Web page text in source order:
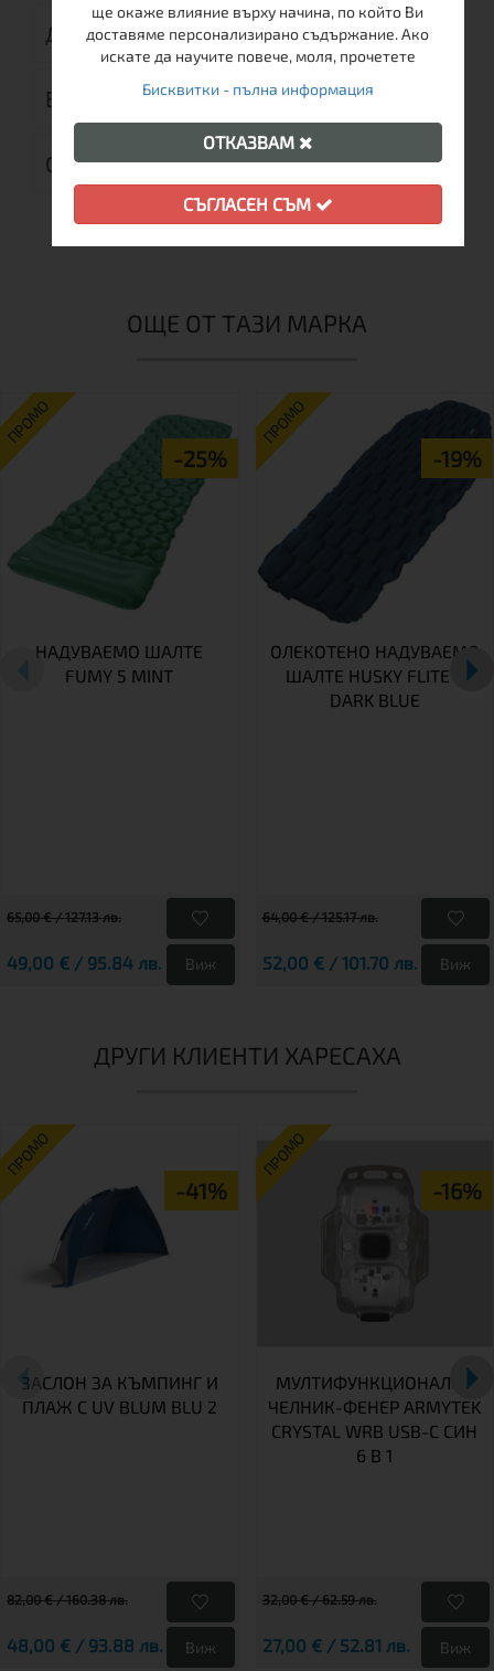
ДОСТАВКА
ВРЪЩАНЕ
ОТЗИВИ (0)
ОЩЕ ОТ ТАЗИ МАРКА
ПРОМО
-25%
НАДУВАЕМО ШАЛТЕ
FUMY 5 MINT
65,00 € / 127.13 лв.
49,00 € / 95.84 лв. Виж
ПРОМО
-19%
ОЛЕКОТЕНО НАДУВАЕМО
ШАЛТЕ HUSKY FLITE 5
DARK BLUE
64,00 € / 125.17 лв.
52,00 € / 101.70 лв. Виж
ДРУГИ КЛИЕНТИ ХАРЕСАХА
ПРОМО
-41%
ЗАСЛОН ЗА КЪМПИНГ И
ПЛАЖ С UV BLUM BLU 2
82,00 € / 160.38 лв.
48,00 € / 93.88 лв. Виж
ПРОМО
-16%
МУЛТИФУНКЦИОНАЛЕН
ЧЕЛНИК-ФЕНЕР ARMYTEK
CRYSTAL WRB USB-C СИН
6 В 1
32,00 € / 62.59 лв.
27,00 € / 52.81 лв. Виж
ще окаже влияние върху начина, по който Ви
доставяме персонализирано съдържание. Ако
искате да научите повече, моля, прочетете
Бисквитки - пълна информация
ОТКАЗВАМ
СЪГЛАСЕН СЪМ